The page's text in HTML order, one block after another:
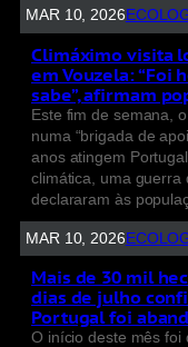
MAR 10, 2026
Climáximo visita
em Vouzela: “Foi
sabe”, afirmam
Este fim de semana,
numa “brigada de
anos atingem
climática, uma guerra
declararam às
MAR 10, 2026
Mais de 30 mil
dias de julho
Portugal foi
O início deste mês foi